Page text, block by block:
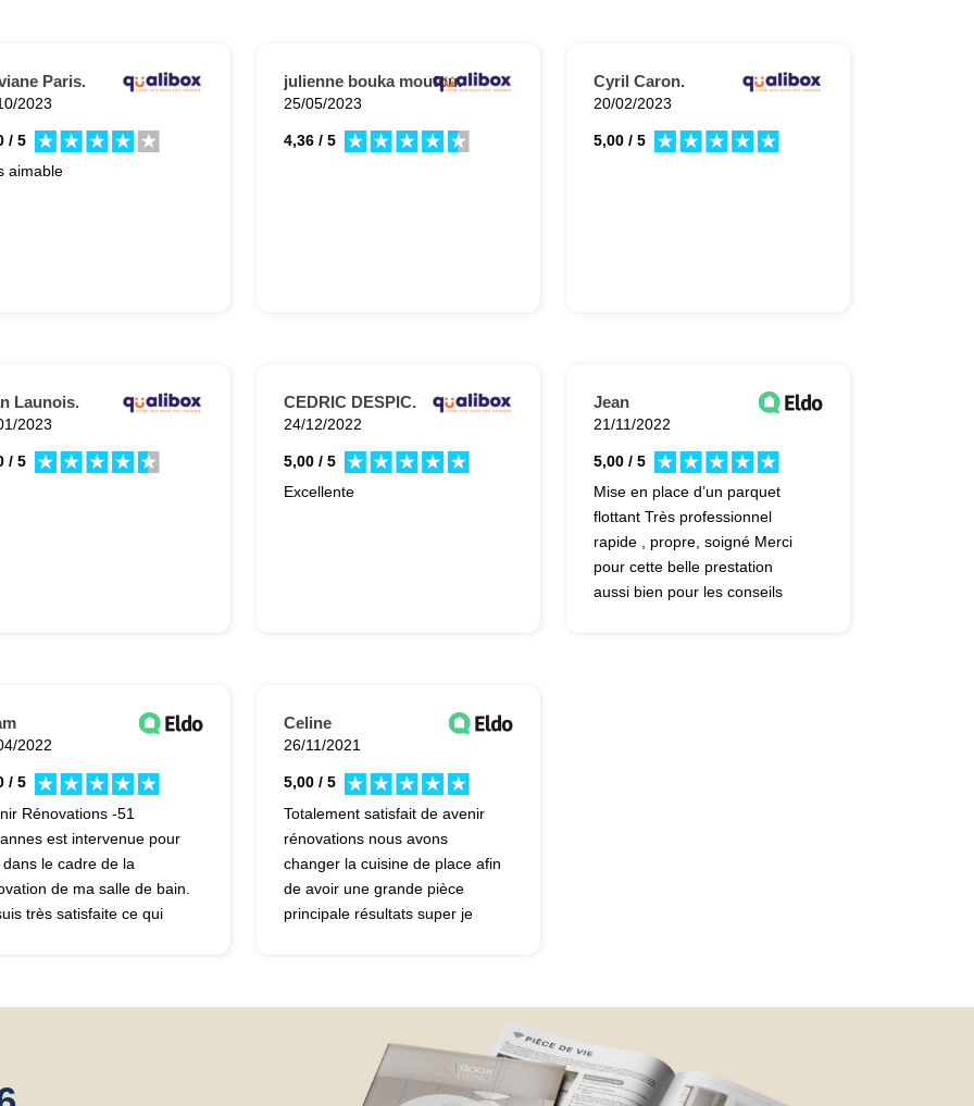
étaient très
à tous niveaux.
son sérieux et la qualité
prestations fournies.
Paris.
2023
/ 5
aimable
julienne bouka moutou.
25/05/2023
4,36 / 5
Cyril Caron.
20/02/2023
5,00 / 5
Launois.
2023
/ 5
CEDRIC DESPIC.
24/12/2022
5,00 / 5
Excellente
Jean
21/11/2022
5,00 / 5
Mise en place d’un parquet
flottant Très professionnel
rapide , propre, soigné Merci
pour cette belle prestation
aussi bien pour les conseils
2022
/ 5
Rénovations -51
est intervenue pour
dans le cadre de la
de ma salle de bain.
très satisfaite ce qui
Celine
26/11/2021
5,00 / 5
Totalement satisfait de avenir
rénovations nous avons
changer la cuisine de place afin
de avoir une grande pièce
principale résultats super je